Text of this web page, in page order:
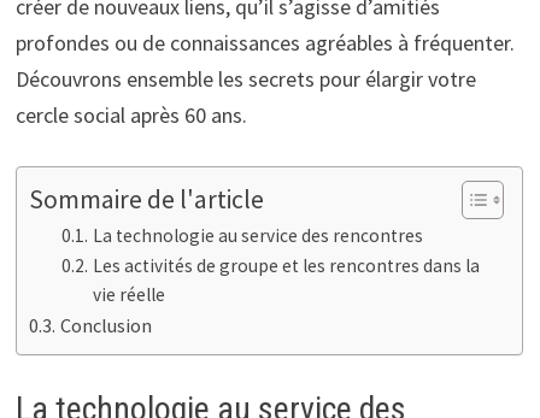
créer de nouveaux liens, qu’il s’agisse d’amitiés
profondes ou de connaissances agréables à fréquenter.
Découvrons ensemble les secrets pour élargir votre
cercle social après 60 ans.
Sommaire de l'article
La technologie au service des rencontres
Les activités de groupe et les rencontres dans la
vie réelle
Conclusion
La technologie au service des